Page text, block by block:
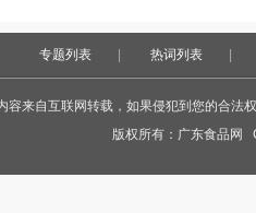
专题列表 热词列表
容来自互联网转载，如果侵犯到您的合法
版权所有： 广东食品网